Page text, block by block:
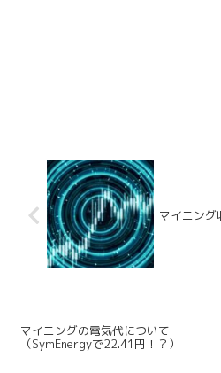
マイニン
マイニングの電気代について
（SymEnergyで22.41円！？）